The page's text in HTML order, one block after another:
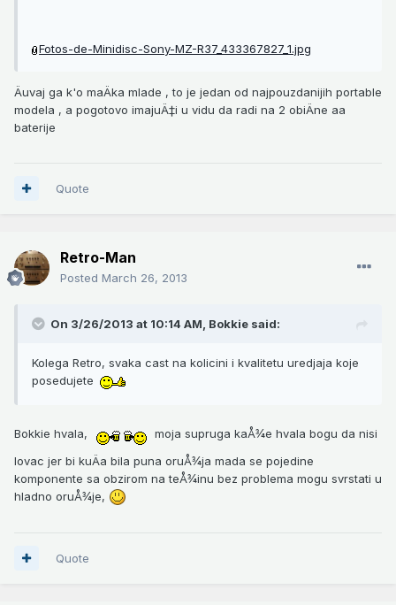
Fotos-de-Minidisc-Sony-MZ-R37_433367827_1.jpg
Äuvaj ga k'o maÄka mlade , to je jedan od najpouzdanijih portable
modela , a pogotovo imajuÄ‡i u vidu da radi na 2 obiÄne aa
baterije
Quote
Retro-Man
Posted March 26, 2013
On 3/26/2013 at 10:14 AM, Bokkie said:
Kolega Retro, svaka cast na kolicini i kvalitetu uredjaja koje
posedujete
Bokkie hvala,
moja supruga kaÅ¾e hvala bogu da nisi
lovac jer bi kuÄa bila puna oruÅ¾ja mada se pojedine
komponente sa obzirom na teÅ¾inu bez problema mogu svrstati u
hladno oruÅ¾je,
Quote